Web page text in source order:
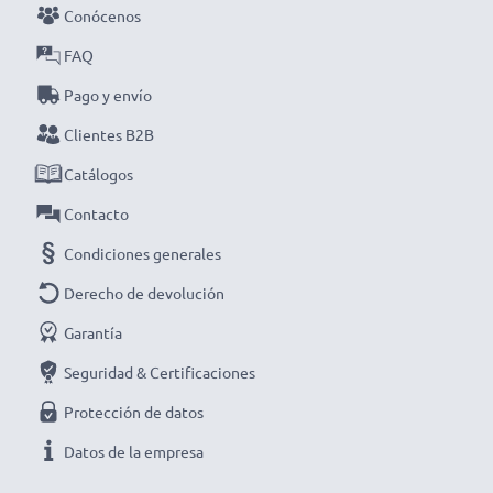
cargador inteligente y compacto con pantalla LCD de
CELLONIC. ¡Haz tu pedido ahora con entrega rápida y
garantía de 3 años!
Conócenos
FAQ
Pago y envío
Clientes B2B
Catálogos
Contacto
Condiciones generales
Derecho de devolución
Garantía
Seguridad & Certificaciones
Protección de datos
Datos de la empresa